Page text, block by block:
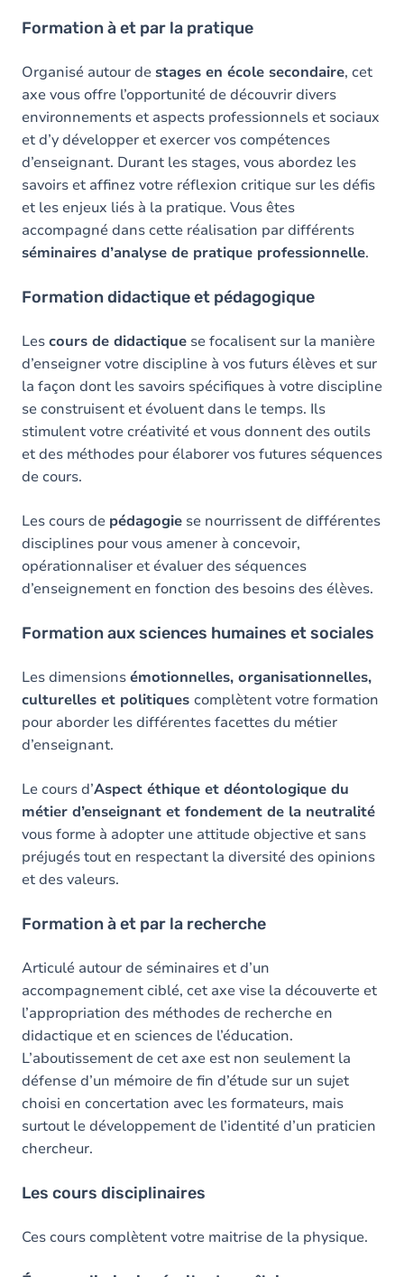
Formation à et par la pratique
Organisé autour de stages en école secondaire, cet
axe vous offre l’opportunité de découvrir divers
environnements et aspects professionnels et sociaux
et d’y développer et exercer vos compétences
d’enseignant. Durant les stages, vous abordez les
savoirs et affinez votre réflexion critique sur les défis
et les enjeux liés à la pratique. Vous êtes
accompagné dans cette réalisation par différents
séminaires d’analyse de pratique professionnelle.
Formation didactique et pédagogique
Lescours de didactique se focalisent sur la manière
d’enseigner votre discipline à vos futurs élèves et sur
la façon dont les savoirs spécifiques à votre discipline
se construisent et évoluent dans le temps. Ils
stimulent votre créativité et vous donnent des outils
et des méthodes pour élaborer vos futures séquences
de cours.
Les cours de pédagogie se nourrissent de différentes
disciplines pour vous amener à concevoir,
opérationnaliser et évaluer des séquences
d’enseignement en fonction des besoins des élèves.
Formation aux sciences humaines et sociales
Les dimensionsémotionnelles, organisationnelles,
culturelles et politiques complètent votre formation
pour aborder les différentes facettes du métier
d’enseignant.
Le cours d’Aspect éthique et déontologique du
métier d’enseignant et fondement de la neutralité
vous forme à adopter une attitude objective et sans
préjugés tout en respectant la diversité des opinions
et des valeurs.
Formation à et par la recherche
Articulé autour de séminaires et d’un
accompagnement ciblé, cet axe vise la découverte et
l’appropriation des méthodes de recherche en
didactique et en sciences de l’éducation.
L’aboutissement de cet axe est non seulement la
défense d’un mémoire de fin d’étude sur un sujet
choisi en concertation avec les formateurs, mais
surtout le développement de l’identité d’un praticien
chercheur.
Les cours disciplinaires
Ces cours complètent votre maitrise de la physique.